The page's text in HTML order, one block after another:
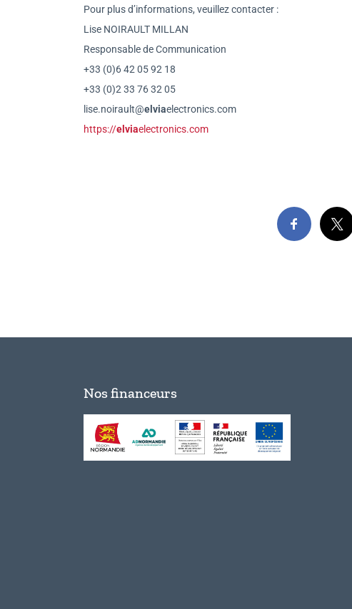
Pour plus d’informations, veuillez contacter :
Lise NOIRAULT MILLAN
Responsable de Communication
+33 (0)6 42 05 92 18
+33 (0)2 33 76 32 05
lise.noirault@elviaelectronics.com
https://elviaelectronics.com
Nos financeurs